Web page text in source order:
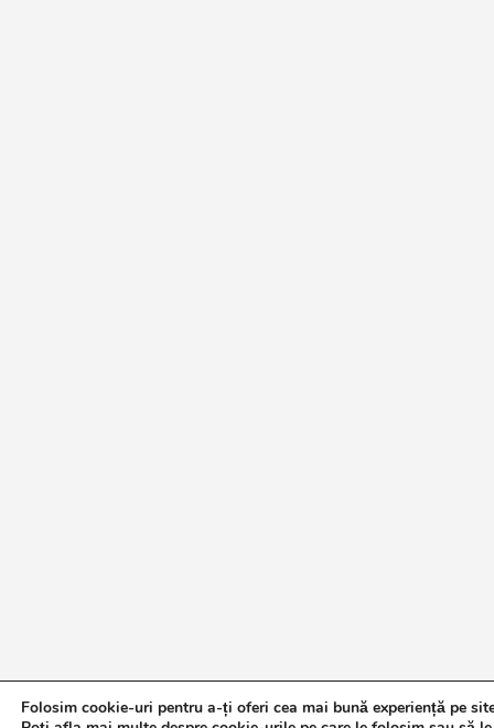
Folosim cookie-uri pentru a-ți oferi cea mai bună experiență pe